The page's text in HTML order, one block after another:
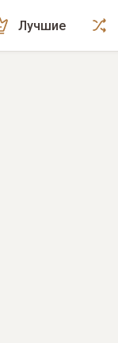
Лучшие